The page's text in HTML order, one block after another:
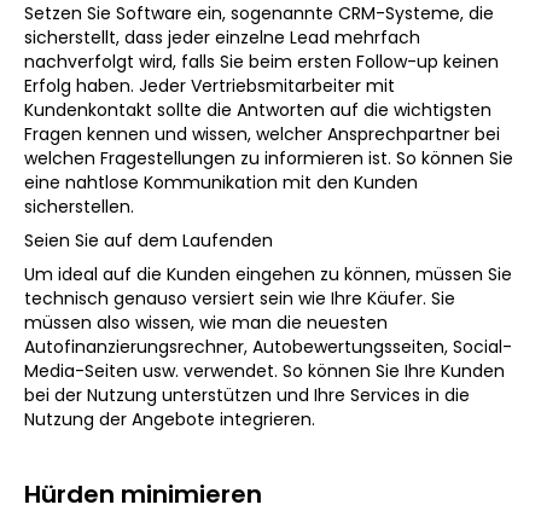
Setzen Sie Software ein, sogenannte CRM-Systeme, die
sicherstellt, dass jeder einzelne Lead mehrfach
nachverfolgt wird, falls Sie beim ersten Follow-up keinen
Erfolg haben. Jeder Vertriebsmitarbeiter mit
Kundenkontakt sollte die Antworten auf die wichtigsten
Fragen kennen und wissen, welcher Ansprechpartner bei
welchen Fragestellungen zu informieren ist. So können Sie
eine nahtlose Kommunikation mit den Kunden
sicherstellen.
Seien Sie auf dem Laufenden
Um ideal auf die Kunden eingehen zu können, müssen Sie
technisch genauso versiert sein wie Ihre Käufer. Sie
müssen also wissen, wie man die neuesten
Autofinanzierungsrechner, Autobewertungsseiten, Social-
Media-Seiten usw. verwendet. So können Sie Ihre Kunden
bei der Nutzung unterstützen und Ihre Services in die
Nutzung der Angebote integrieren.
Hürden minimieren